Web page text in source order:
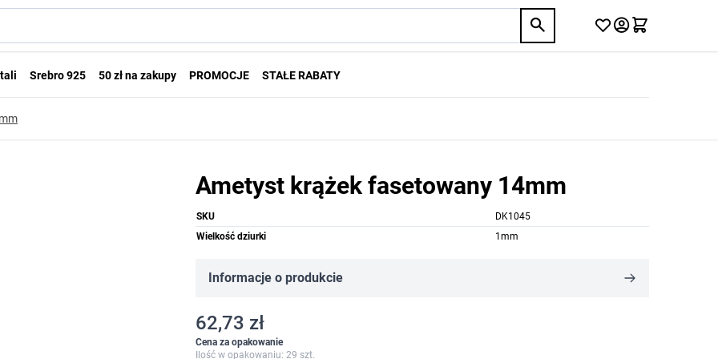
Srebro 925 50 zł na zakupy PROMOCJE STAŁE RABATY
Ametyst krążek fasetowany 14mm
SKU
DK1045
Wielkość dziurki
1mm
Informacje o produkcie
62,73 zł
Cena za opakowanie
Ilość w opakowaniu: 29 szt.